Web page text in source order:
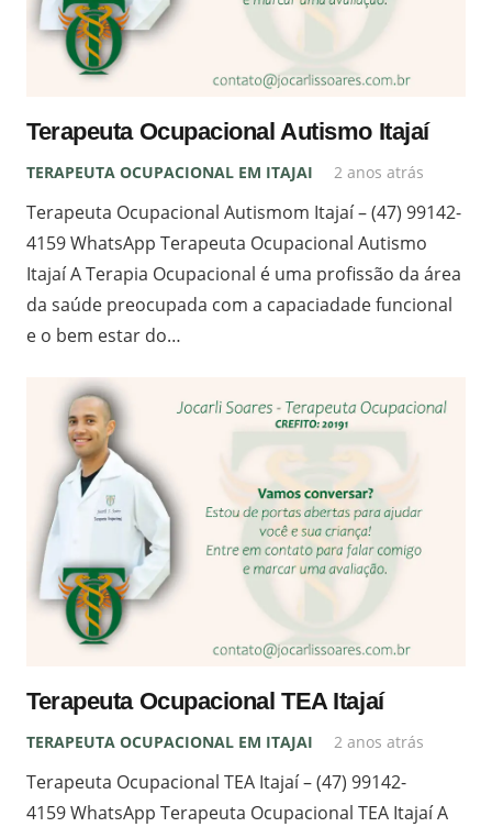
Terapeuta Ocupacional Autismo Itajaí
TERAPEUTA OCUPACIONAL EM ITAJAI 2 anos atrás
Terapeuta Ocupacional Autismom Itajaí – (47) 99142-
4159 WhatsApp Terapeuta Ocupacional Autismo
Itajaí A Terapia Ocupacional é uma profissão da área
da saúde preocupada com a capaciadade funcional
e o bem estar do…
Terapeuta Ocupacional TEA Itajaí
TERAPEUTA OCUPACIONAL EM ITAJAI 2 anos atrás
Terapeuta Ocupacional TEA Itajaí – (47) 99142-
4159 WhatsApp Terapeuta Ocupacional TEA Itajaí A